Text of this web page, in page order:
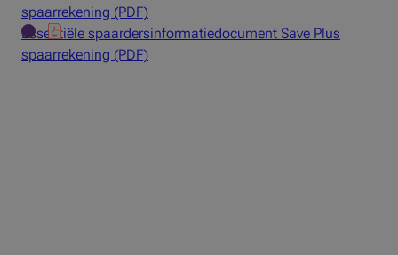
spaarrekening (PDF)
Essentiële spaardersinformatiedocument Save Plus
spaarrekening (PDF)